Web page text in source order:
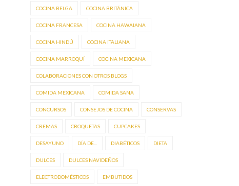
COCINA BELGA COCINA BRITÁNICA
COCINA FRANCESA COCINA HAWAIANA
COCINA HINDÚ COCINA ITALIANA
COCINA MARROQUÍ COCINA MEXICANA
COLABORACIONES CON OTROS BLOGS
COMIDA MEXICANA COMIDA SANA
CONCURSOS CONSEJOS DE COCINA CONSERVAS
CREMAS CROQUETAS CUPCAKES
DESAYUNO DÍA DE... DIABÉTICOS DIETA
DULCES DULCES NAVIDEÑOS
ELECTRODOMÉSTICOS EMBUTIDOS